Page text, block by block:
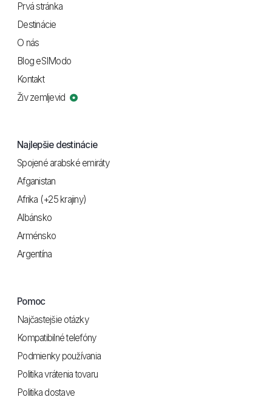
Prvá stránka
Destinácie
O nás
Blog eSIModo
Kontakt
Živ zemljevid
Najlepšie destinácie
Spojené arabské emiráty
Afganistan
Afrika (+25 krajiny)
Albánsko
Arménsko
Argentína
Pomoc
Najčastejšie otázky
Kompatibilné telefóny
Podmienky používania
Politika vrátenia tovaru
Politika dostave